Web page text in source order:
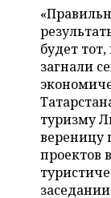
ТОРГОВЫЕ
ТАТАРСТАНА
ИНВЕСТИЦИИ
НЕФТЕХИМИЯ
НЕФТЬ
ОПК
ЭНЕРГЕТИКА
НОВОСТИ
РОЗНИЧНАЯ
ТРАНСПОРТ
УСЛУГИ
ТЕХНОЛОГИИ
НОВОСТИ
МЕДИА
МЕРОПРИЯТИЯ
НОВОСТИ
ВЫЕЗДНАЯ
БИЗНЕС-
СПОРТ
НОВОСТИ
ФУТБОЛ
ОБЩЕСТВО
НОВОСТИ
ФОТОГАЛЕРЕЯ
будет
загнали
туризму
вереницу
проектов